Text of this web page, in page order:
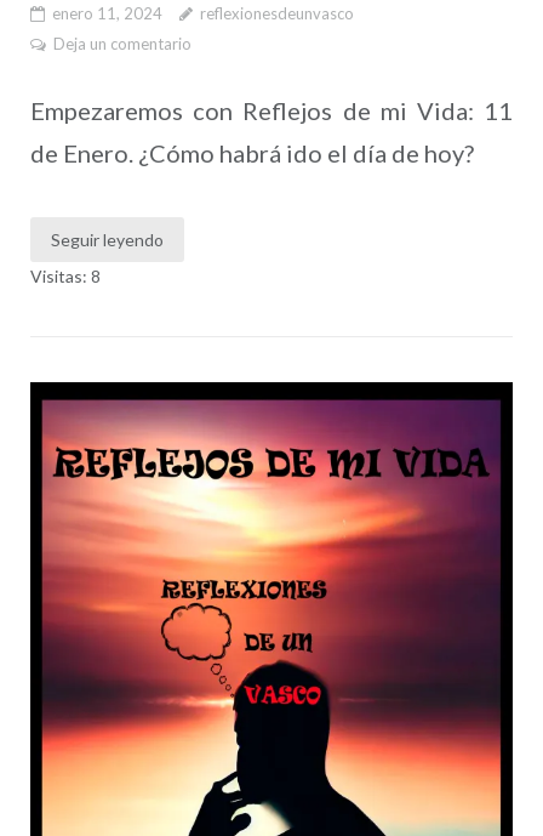
enero 11, 2024
reflexionesdeunvasco
Deja un comentario
Empezaremos con Reflejos de mi Vida: 11
de Enero. ¿Cómo habrá ido el día de hoy?
Seguir leyendo
Visitas: 8